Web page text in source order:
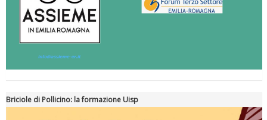
Briciole di Pollicino: la formazione Uisp